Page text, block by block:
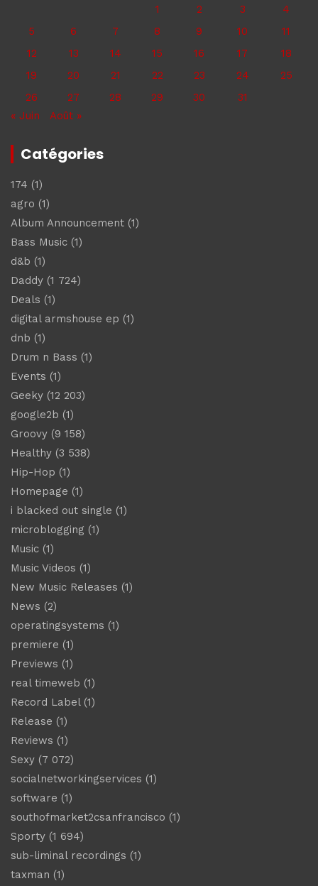
1 2 3
4
5
6 7 8 9 10
11
12
13 14 15 16 17
18
19
20 21 22 23 24
25
26
27 28 29 30
31
« Juin
Août »
Catégories
174 (1)
agro (1)
Album Announcement (1)
Bass Music (1)
d&b (1)
Daddy (1 724)
Deals (1)
digital armshouse ep (1)
dnb (1)
Drum n Bass (1)
Events (1)
Geeky (12 203)
google2b (1)
Groovy (9 158)
Healthy (3 538)
Hip-Hop (1)
Homepage (1)
i blacked out single (1)
microblogging (1)
Music (1)
Music Videos (1)
New Music Releases (1)
News (2)
operatingsystems (1)
premiere (1)
Previews (1)
real timeweb (1)
Record Label(1)
Release (1)
Reviews (1)
Sexy (7 072)
socialnetworkingservices (1)
software (1)
southofmarket2csanfrancisco (1)
Sporty (1 694)
sub-liminal recordings (1)
taxman (1)